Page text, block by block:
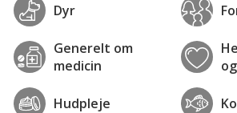
Dyr
Generelt om
medicin
Hudpleje